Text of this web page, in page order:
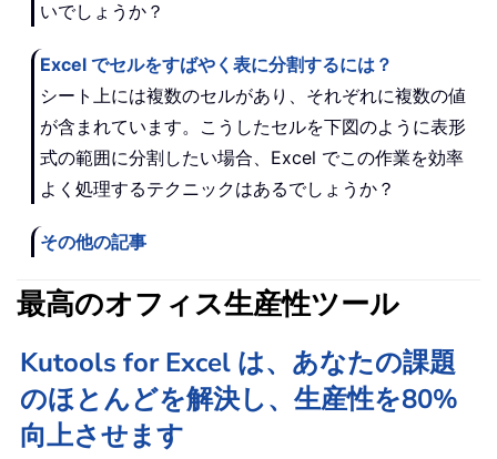
いでしょうか？
Excel でセルをすばやく表に分割するには？
シート上には複数のセルがあり、それぞれに複数の値
が含まれています。こうしたセルを下図のように表形
式の範囲に分割したい場合、Excel でこの作業を効率
よく処理するテクニックはあるでしょうか？
その他の記事
最高のオフィス生産性ツール
Kutools for Excel は、あなたの課題
のほとんどを解決し、生産性を80%
向上させます